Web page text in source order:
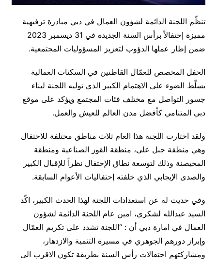
تنظّم اللجنة الدائمة لشؤون العمال في دبي مبادرة ترفيهية
مميزة إحتفالاً برأس السنة الجديدة في 31 ديسمبر 2023
ضمن إطار عملها الدؤوب لتعزيز المسؤوليات المجتمعية.
الحفل المخصص للعمّال القاطنين في السكنات العمالية
يسلّط الضوء على الاهتمام الكبير الذي توليه اللجنة لبناء
جسور التواصل مع مختلف فئات المجتمع ويؤكد على موقع
دبي المتنامي كأفضل مدن العالم للعيش والعمل.
ولقد اختارت اللجنة هذا العام ثلاث مناطق مختلفة للاحتفال
وهي منطقة جبل علي، منطقة القوز الصناعية ومنطقة
المحيصنة وذلك لتوسعة نطاق الإحتفال نظراً للإقبال الكبير
والصدى الإيجابي الذي خلفته إحتفاليات الأعوام السابقة.
وفي حديث له عن استعدادات اللجنة لهذا الحدث الكبير، اكّد
السيد عبدالله لشكري، امين عام اللجنة الدائمة لشؤون
العمال في امارة دبي أن : “اللجنة تشدد على تكريم العمّال
وإبراز دورهم الجوهري في مسيرة التنمية والازدهار،
ومشاركتهم احتفالات رأس السنة بطريقة تكون الاقرب الى